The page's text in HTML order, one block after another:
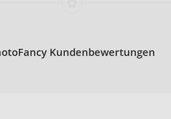
Kundenbewertungen